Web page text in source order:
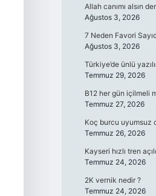
Allah canımı alsın
Ağustos 3, 2026
7 Neden Favori
Ağustos 3, 2026
Türkiye’de ünlü
Temmuz 29, 2026
B12 her gün içilmeli
Temmuz 27, 2026
Koç burcu uyumsuz
Temmuz 26, 2026
Kayseri hızlı tren
Temmuz 24, 2026
2K vernik nedir ?
Temmuz 24, 2026